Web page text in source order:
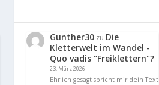
Gunther30 zu Die
Kletterwelt im Wandel -
Quo vadis "Freiklettern"?
23. März 2026
Ehrlich gesagt spricht mir dein Text